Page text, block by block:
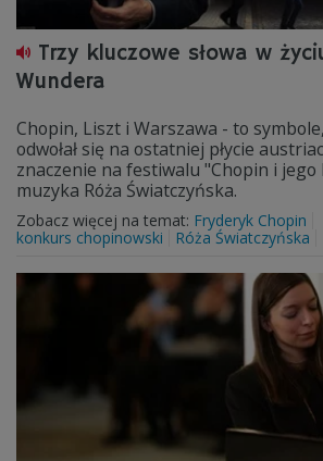
Trzy kluczowe słowa w
Wundera
Chopin, Liszt i Warszawa - to
odwołał się na ostatniej płycie
znaczenie na festiwalu "Chopin i jego
muzyka Róża Światczyńska.
Zobacz więcej na temat: Fryderyk Chopin
konkurs chopinowski
Róża Światczyńska